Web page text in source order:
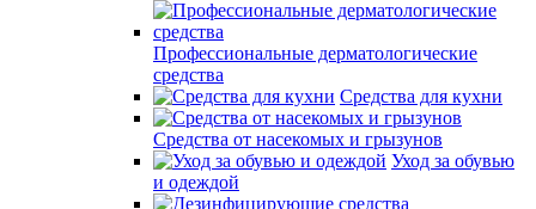
Профессиональные дерматологические
средства
Средства для кухни
Средства от насекомых и грызунов
Уход за обувью
и одеждой